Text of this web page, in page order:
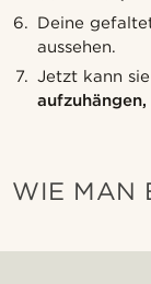
Deine
aussehen.
Jetzt kann
WIE MAN